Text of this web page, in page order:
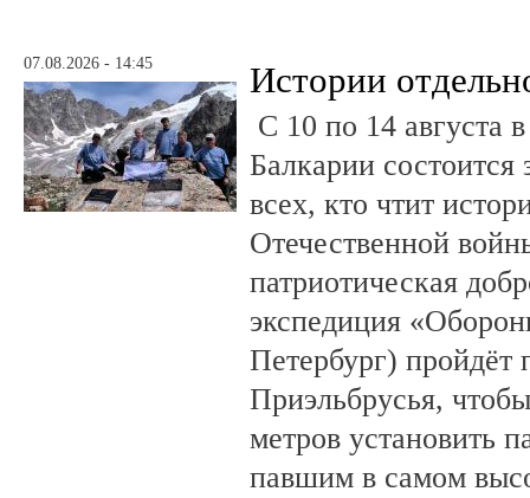
07.08.2026 - 14:45 Истории
С 10 по 14 августа
Балкарии состоится
всех, кто чтит
Отечественной
патриотическая
экспедиция
Петербург) пройдёт
Приэльбрусья,
метров установить
павшим в самом